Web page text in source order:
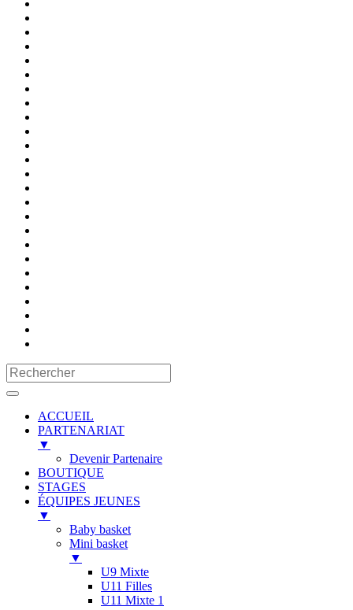
ACCUEIL
PARTENARIAT
▼
Devenir Partenaire
BOUTIQUE
STAGES
ÉQUIPES JEUNES
▼
Baby basket
Mini basket
▼
U9 Mixte
U11 Filles
U11 Mixte 1